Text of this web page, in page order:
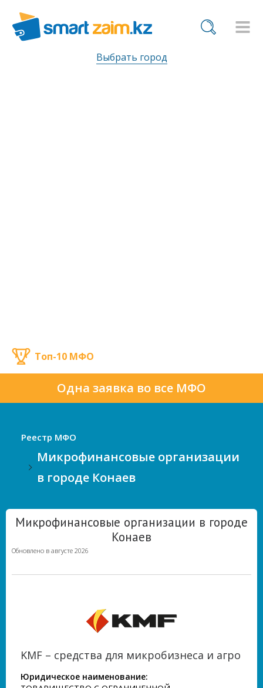
Выбрать город
Одна заявка во все МФО
Топ-10 МФО
Реестр МФО
Микрофинансовые организации
в городе Конаев
Микрофинансовые организации в городе
Конаев
Обновлено в августе 2026
KMF – средства для микробизнеса и агро
Юридическое наименование: